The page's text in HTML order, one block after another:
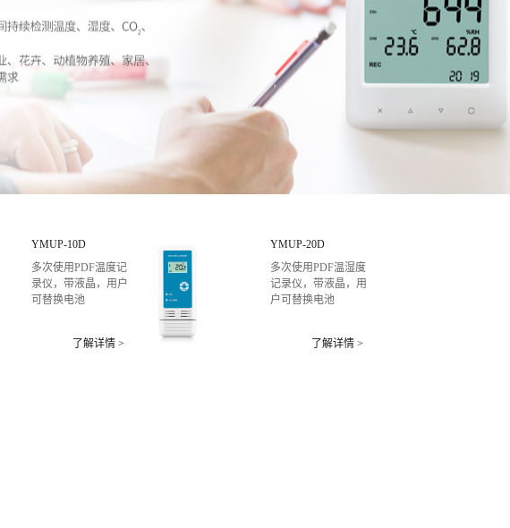
YMUP-10D
多次使用PDF温度记
录仪，带液晶，用户
可替换电池
了解详情 >
YMUP-20D
多次使用PDF温湿度
记录仪，带液晶，用
户可替换电池
了解详情 >